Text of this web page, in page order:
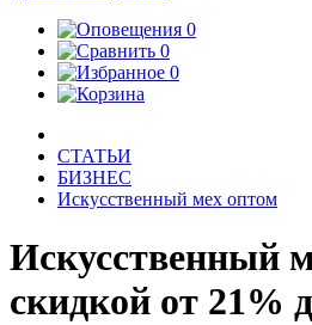
0
0
0
СТАТЬИ
БИЗНЕС
Искусственный мех оптом
Искусственный
скидкой от 21%